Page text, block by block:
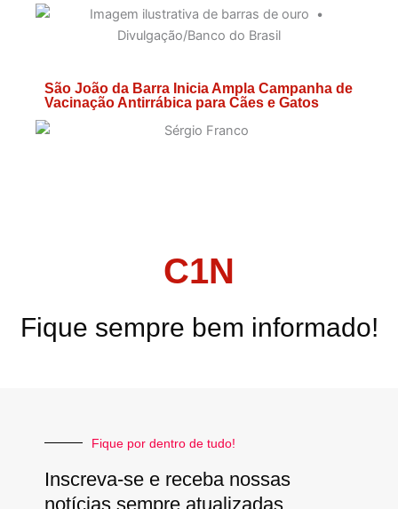
São João da Barra Inicia Ampla Campanha de
Vacinação Antirrábica para Cães e Gatos
C1N
Fique sempre bem informado!
Fique por dentro de tudo!
Inscreva-se e receba nossas
notícias sempre atualizadas